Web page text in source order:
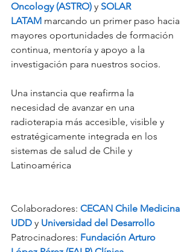
Oncology (ASTRO) y SOLAR
LATAM marcando un primer paso hacia
mayores oportunidades de formación
continua, mentoría y apoyo a la
investigación para nuestros socios.
Una instancia que reafirma la
necesidad de avanzar en una
radioterapia más accesible, visible y
estratégicamente integrada en los
sistemas de salud de Chile y
Latinoamérica
Colaboradores: CECAN Chile Medicina
UDD y Universidad del Desarrollo
Patrocinadores: Fundación Arturo